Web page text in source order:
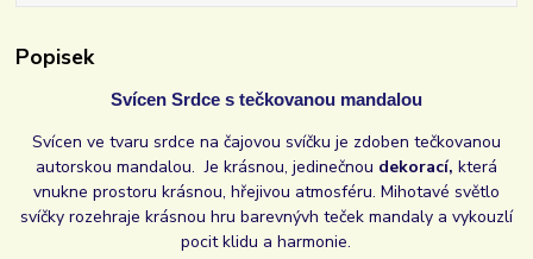
Popisek
Svícen Srdce s tečkovanou mandalou
Svícen ve tvaru srdce na čajovou svíčku je zdoben tečkovanou
autorskou mandalou. Je krásnou, jedinečnou dekorací, která
vnukne prostoru krásnou, hřejivou atmosféru. Mihotavé světlo
svíčky rozehraje krásnou hru barevnývh teček mandaly a vykouzlí
pocit klidu a harmonie.